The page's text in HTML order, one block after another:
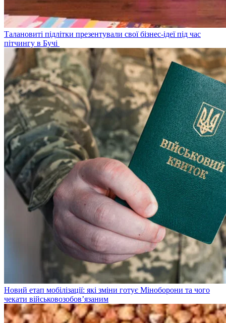
Талановиті підлітки презентували свої бізнес-ідеї під час
пітчингу в Бучі
Новий етап мобілізації: які зміни готує Міноборони та чого
чекати військовозобов’язаним